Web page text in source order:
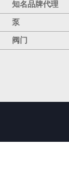
知名品牌代理
泵
阀门